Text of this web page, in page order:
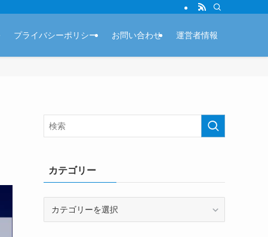
プライバシーポリシー お問い合わせ 運営者情報
カテゴリー